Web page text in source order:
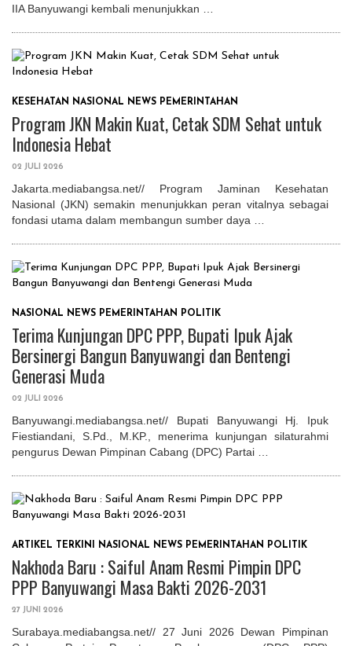
IIA Banyuwangi kembali menunjukkan …
KESEHATAN NASIONAL NEWS PEMERINTAHAN
Program JKN Makin Kuat, Cetak SDM Sehat untuk
Indonesia Hebat
02 JULI 2026
Jakarta.mediabangsa.net// Program Jaminan Kesehatan
Nasional (JKN) semakin menunjukkan peran vitalnya sebagai
fondasi utama dalam membangun sumber daya …
NASIONAL NEWS PEMERINTAHAN POLITIK
Terima Kunjungan DPC PPP, Bupati Ipuk Ajak
Bersinergi Bangun Banyuwangi dan Bentengi
Generasi Muda
02 JULI 2026
Banyuwangi.mediabangsa.net// Bupati Banyuwangi Hj. Ipuk
Fiestiandani, S.Pd., M.KP., menerima kunjungan silaturahmi
pengurus Dewan Pimpinan Cabang (DPC) Partai …
ARTIKEL TERKINI NASIONAL NEWS PEMERINTAHAN POLITIK
Nakhoda Baru : Saiful Anam Resmi Pimpin DPC
PPP Banyuwangi Masa Bakti 2026-2031
27 JUNI 2026
Surabaya.mediabangsa.net// 27 Juni 2026 Dewan Pimpinan